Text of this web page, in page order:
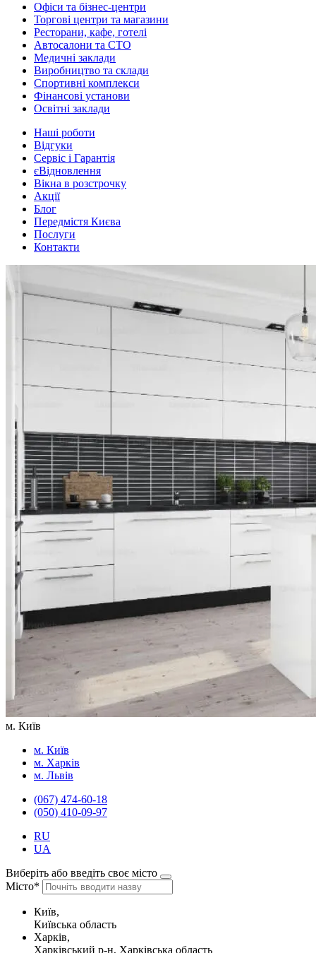
Офіси та бізнес-центри
Торгові центри та магазини
Ресторани, кафе, готелі
Автосалони та СТО
Медичні заклади
Виробництво та склади
Спортивні комплекси
Фінансові установи
Освітні заклади
Наші роботи
Відгуки
Сервіс і Гарантія
єВідновлення
Вікна в розстрочку
Акції
Блог
Передмістя Києва
Послуги
Контакти
м. Київ
м. Київ
м. Харків
м. Львів
(067) 474-60-18
(050) 410-09-97
RU
UA
Виберіть або введіть своє місто
Місто*
Київ,
Київська область
Харків,
Харківський р-н, Харківська область